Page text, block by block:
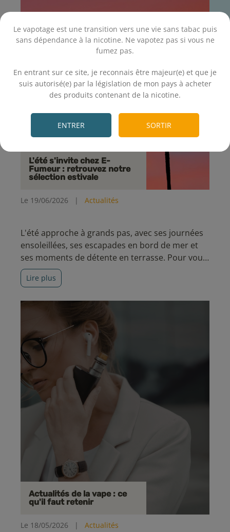
Le vapotage est une transition vers une vie sans tabac puis
sans dépendance à la nicotine. Ne vapotez pas si vous ne
fumez pas.
En entrant sur ce site, je reconnais être majeur(e) et que je
suis autorisé(e) par la législation de mon pays à acheter
des produits contenant de la nicotine.
ENTRER SORTIR
L'été s'invite chez E-
Fumeur : retrouvez notre
sélection estivale
Le 19/06/2026 | Actualités
L'été approche à grands pas, avec ses journées
ensoleillées, ses escapades en bord de mer et
ses moments de détente en terrasse. Pour vous
accompagner durant cette belle saison, l'équipe
E-Fumeur a sélectionné les nouveautés
nouvelles e-cigarettes et...
Lire plus
Actualités de la vape : ce
qu'il faut retenir
Le 18/05/2026 | Actualités